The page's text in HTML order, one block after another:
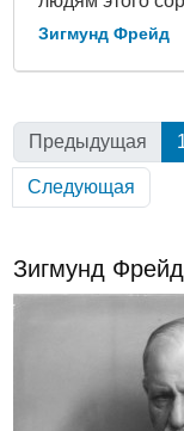
Зигмунд Фрейд
Предыдущая
Следующая
Зигмунд Фрейд